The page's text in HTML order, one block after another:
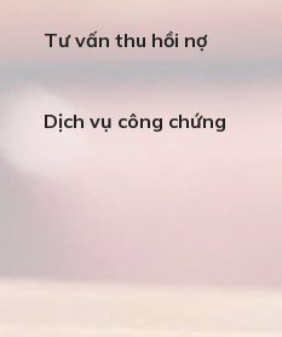
Tư vấn thu hồi nợ
Dịch vụ công chứng